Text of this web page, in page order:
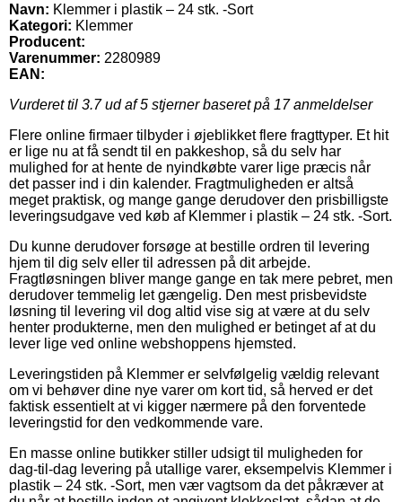
Navn: Klemmer i plastik – 24 stk. -Sort
Kategori: Klemmer
Producent:
Varenummer: 2280989
EAN:
Vurderet til 3.7ud af 5 stjerner baseret på 17anmeldelser
Flere online firmaer tilbyder i øjeblikket flere fragttyper. Et hit
er lige nu at få sendt til en pakkeshop, så du selv har
mulighed for at hente de nyindkøbte varer lige præcis når
det passer ind i din kalender. Fragtmuligheden er altså
meget praktisk, og mange gange derudover den prisbilligste
leveringsudgave ved køb af Klemmer i plastik – 24 stk. -Sort.
Du kunne derudover forsøge at bestille ordren til levering
hjem til dig selv eller til adressen på dit arbejde.
Fragtløsningen bliver mange gange en tak mere pebret, men
derudover temmelig let gængelig. Den mest prisbevidste
løsning til levering vil dog altid vise sig at være at du selv
henter produkterne, men den mulighed er betinget af at du
lever lige ved online webshoppens hjemsted.
Leveringstiden på Klemmer er selvfølgelig vældig relevant
om vi behøver dine nye varer om kort tid, så herved er det
faktisk essentielt at vi kigger nærmere på den forventede
leveringstid for den vedkommende vare.
En masse online butikker stiller udsigt til muligheden for
dag-til-dag levering på utallige varer, eksempelvis Klemmer i
plastik – 24 stk. -Sort, men vær vagtsom da det påkræver at